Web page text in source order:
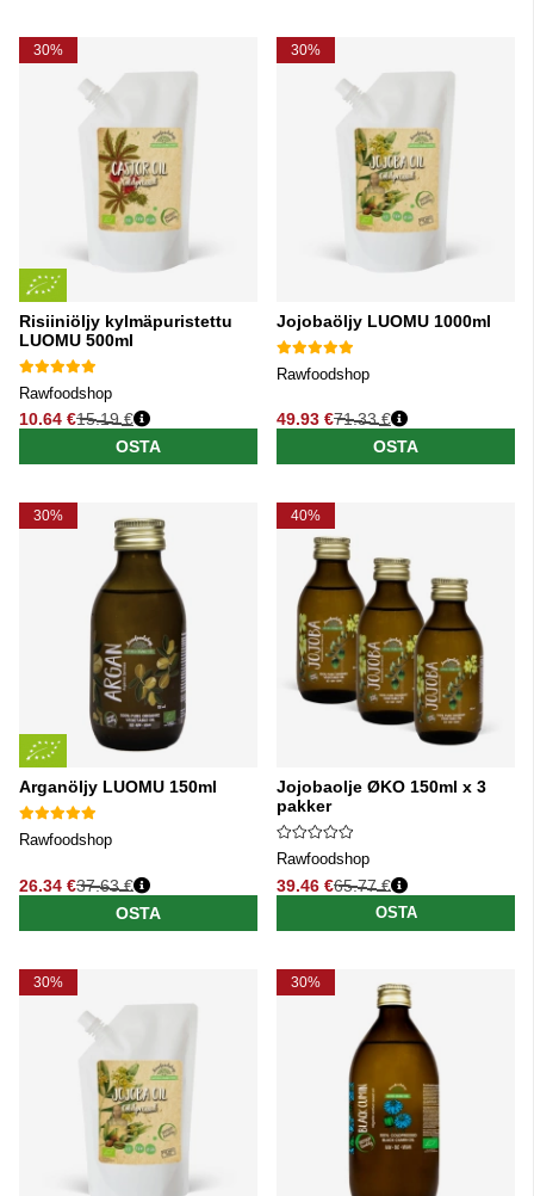
30%
Risiiniöljy kylmäpuristettu
LUOMU 500ml
Rawfoodshop
10.64 €
Normaali hinta
15.19 €
OSTA
30%
Jojobaöljy LUOMU 1000ml
Rawfoodshop
49.93 €
Normaali hinta
71.33 €
OSTA
30%
Arganöljy LUOMU 150ml
Rawfoodshop
26.34 €
Normaali hinta
37.63 €
OSTA
40%
Jojobaolje ØKO 150ml x 3
pakker
Rawfoodshop
39.46 €
Normaali hinta
65.77 €
OSTA
30% 30%